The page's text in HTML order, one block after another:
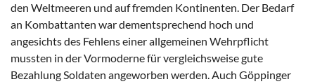
den Weltmeeren und auf fremden Kontinenten. Der Bedarf
an Kombattanten war dementsprechend hoch und
angesichts des Fehlens einer allgemeinen Wehrpflicht
mussten in der Vormoderne für vergleichsweise gute
Bezahlung Soldaten angeworben werden. Auch Göppinger